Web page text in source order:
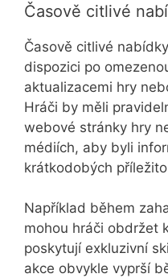
Časově citlivé
Časově citlivé
dispozici po
aktualizacemi hry
Hráči by měli
webové stránky hry
médiích, aby byli
krátkodobých
Například během
mohou hráči obdržet
poskytují exkluzivní
akce obvykle vyprší